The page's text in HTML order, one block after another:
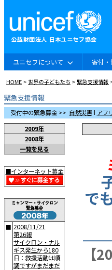
ユニセフについて 寄付
HOME >世界の子どもたち >緊急支援情報
緊急支援情報
受付中の緊急募金 >> 自然災害l アフ
2009年
2008年
一覧を見る
■インターネット募金
■ 2008/11/21
第26報
サイクロン・ナル
ギス発生から180
日：救援活動は順
調ですがまだまだ
で
【